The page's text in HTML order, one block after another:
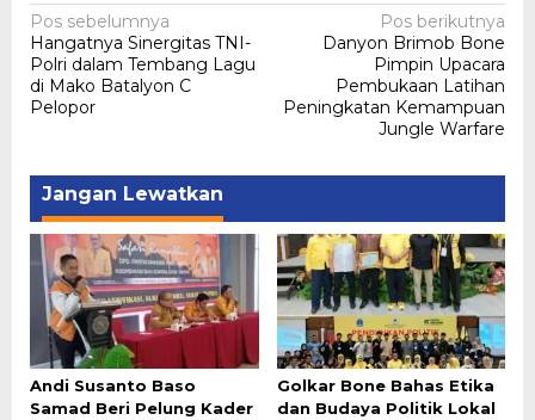
Navigasi
pos
Pos sebelumnya
Hangatnya Sinergitas TNI-
Polri dalam Tembang Lagu
di Mako Batalyon C
Pelopor
Pos berikutnya
Danyon Brimob Bone
Pimpin Upacara
Pembukaan Latihan
Peningkatan Kemampuan
Jungle Warfare
Jangan Lewatkan
Andi Susanto Baso
Samad Beri Pelung Kader
Golkar Bone Bahas Etika
dan Budaya Politik Lokal